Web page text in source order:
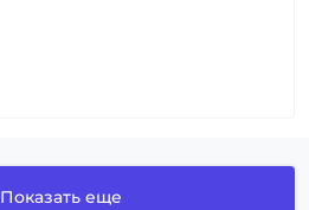
Показать еще